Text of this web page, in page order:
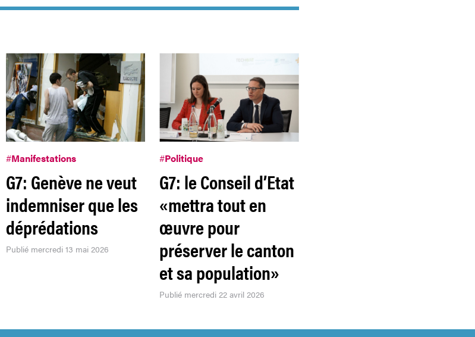
#Manifestations
G7: Genève ne veut
indemniser que les
déprédations
Publié mercredi 13 mai 2026
#Politique
G7: le Conseil d’Etat
«mettra tout en
œuvre pour
préserver le canton
et sa population»
Publié mercredi 22 avril 2026